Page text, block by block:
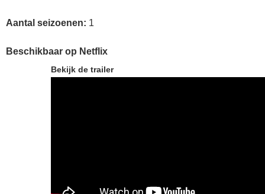
Aantal seizoenen: 1
Beschikbaar op Netflix
Bekijk de trailer